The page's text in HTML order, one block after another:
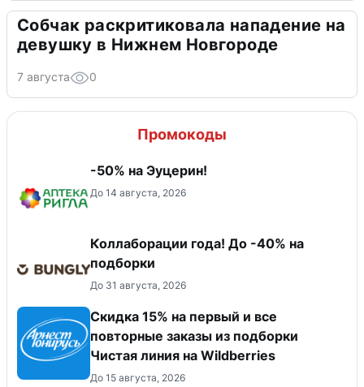
Собчак раскритиковала нападение на
девушку в Нижнем Новгороде
7 августа 0
Промокоды
-50% на Эуцерин!
До 14 августа, 2026
Коллаборации года! До -40% на
подборки
До 31 августа, 2026
Скидка 15% на первый и все
повторные заказы из подборки
Чистая линия на Wildberries
До 15 августа, 2026